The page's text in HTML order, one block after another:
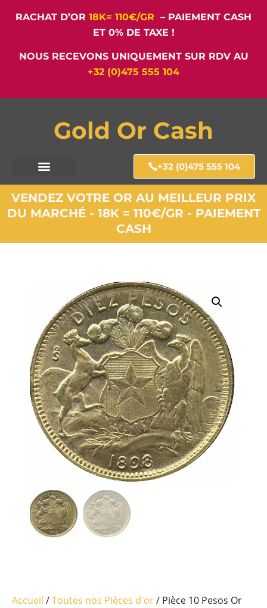
RACHAT D’OR 18K= 110€/GR – PAIEMENT CASH
ET 0% DE TAXE !
NOUS RECEVONS UNIQUEMENT SUR RDV AU
+32 (0)475 555 104
Gold Or Cash
+32 (0)475 555 104
VENDEZ VOTRE OR AU MEILLEUR PRIX
DU MARCHÉ - 18K = 110€/GR - PAIEMENT
CASH
Accueil /Toutes nos Pièces d'or/ Pièce 10 Pesos Or